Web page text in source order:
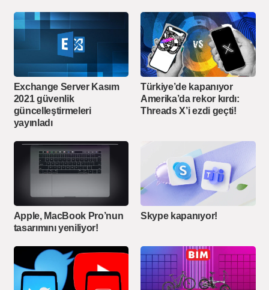
Exchange Server Kasım
2021 güvenlik
güncelleştirmeleri
yayınladı
Türkiye’de kapanıyor
Amerika’da rekor kırdı:
Threads X’i ezdi geçti!
Apple, MacBook Pro’nun
tasarımını yeniliyor!
Skype kapanıyor!